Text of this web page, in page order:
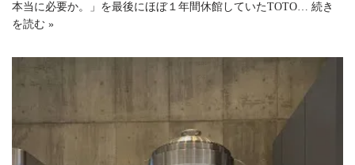
本当に必要か。」を最後にほぼ１年間休館していたTOTO… 続き
を読む »